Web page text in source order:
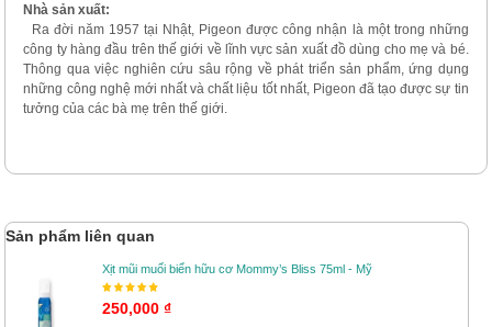
Nhà sản xuất:
Ra đời năm 1957 tại Nhật, Pigeon được công nhận là một trong những
công ty hàng đầu trên thế giới về lĩnh vực sản xuất đồ dùng cho mẹ và bé.
Thông qua việc nghiên cứu sâu rộng về phát triển sản phẩm, ứng dụng
những công nghệ mới nhất và chất liệu tốt nhất, Pigeon đã tạo được sự tin
tưởng của các bà mẹ trên thế giới.
Sản phẩm liên quan
Xịt mũi muối biển hữu cơ Mommy’s Bliss 75ml - Mỹ
250,000 ₫